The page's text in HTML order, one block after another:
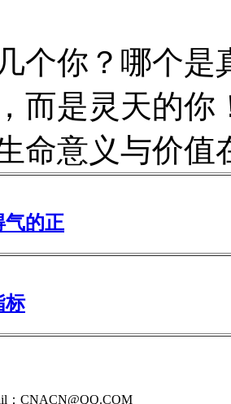
你？哪个是
而是灵天的
命意义与价值
气的正
标
：CNACN@QQ.COM